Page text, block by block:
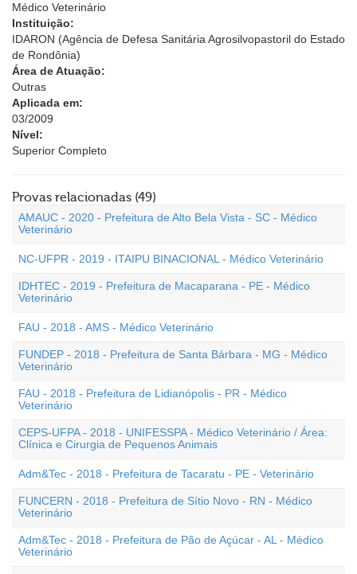
Médico Veterinário
Instituição:
IDARON (Agência de Defesa Sanitária Agrosilvopastoril do Estado
de Rondônia)
Área de Atuação:
Outras
Aplicada em:
03/2009
Nível:
Superior Completo
Provas relacionadas (49)
AMAUC - 2020 - Prefeitura de Alto Bela Vista - SC - Médico
Veterinário
NC-UFPR - 2019 - ITAIPU BINACIONAL - Médico Veterinário
IDHTEC - 2019 - Prefeitura de Macaparana - PE - Médico
Veterinário
FAU - 2018 - AMS - Médico Veterinário
FUNDEP - 2018 - Prefeitura de Santa Bárbara - MG - Médico
Veterinário
FAU - 2018 - Prefeitura de Lidianópolis - PR - Médico
Veterinário
CEPS-UFPA - 2018 - UNIFESSPA - Médico Veterinário / Área:
Clínica e Cirurgia de Pequenos Animais
Adm&Tec - 2018 - Prefeitura de Tacaratu - PE - Veterinário
FUNCERN - 2018 - Prefeitura de Sítio Novo - RN - Médico
Veterinário
Adm&Tec - 2018 - Prefeitura de Pão de Açúcar - AL - Médico
Veterinário